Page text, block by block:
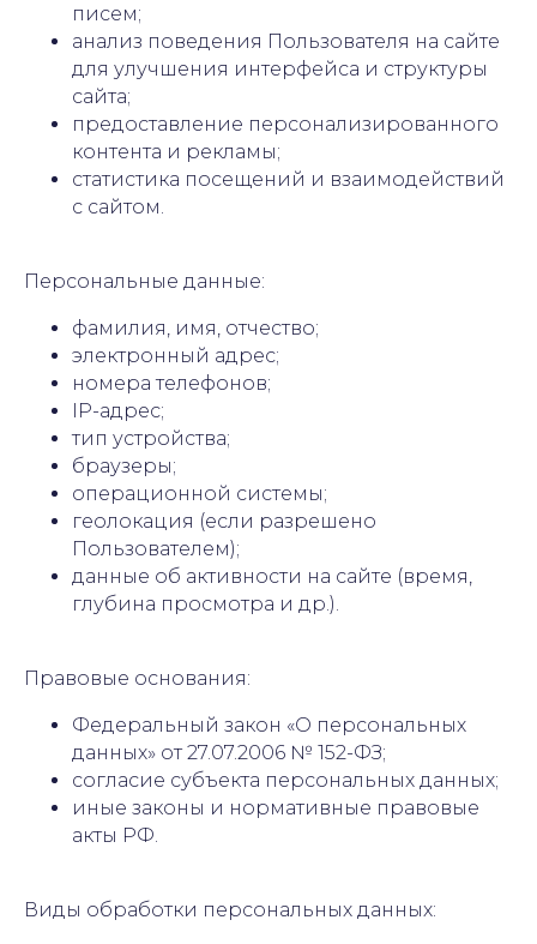
писем;
анализ поведения Пользователя на сайте
для улучшения интерфейса и структуры
сайта;
предоставление персонализированного
контента и рекламы;
статистика посещений и взаимодействий
с сайтом.
Персональные данные:
фамилия, имя, отчество;
электронный адрес;
номера телефонов;
IP-адрес;
тип устройства;
браузеры;
операционной системы;
геолокация (если разрешено
Пользователем);
данные об активности на сайте (время,
глубина просмотра и др.).
Правовые основания:
Федеральный закон «О персональных
данных» от 27.07.2006 № 152-ФЗ;
согласие субъекта персональных данных;
иные законы и нормативные правовые
акты РФ.
Виды обработки персональных данных: